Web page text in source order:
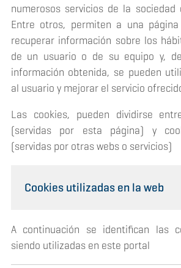
numerosos servicios de la
Entre otros, permiten a una
recuperar información sobre los
de un usuario o de su equipo y,
información obtenida, se pueden
al usuario y mejorar el servicio
Las cookies, pueden dividirse
(servidas por esta página) y
(servidas por otras webs o servicios)
Cookies utilizadas en la web
A continuación se identifican las
siendo utilizadas en este portal